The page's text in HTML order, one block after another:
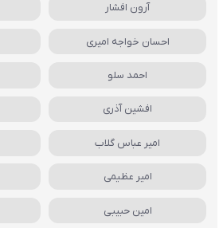
آرون افشار
احسان خواجه امیری
احمد سلو
افشین آذری
امیر عباس گلاب
امیر عظیمی
امین حبیبی